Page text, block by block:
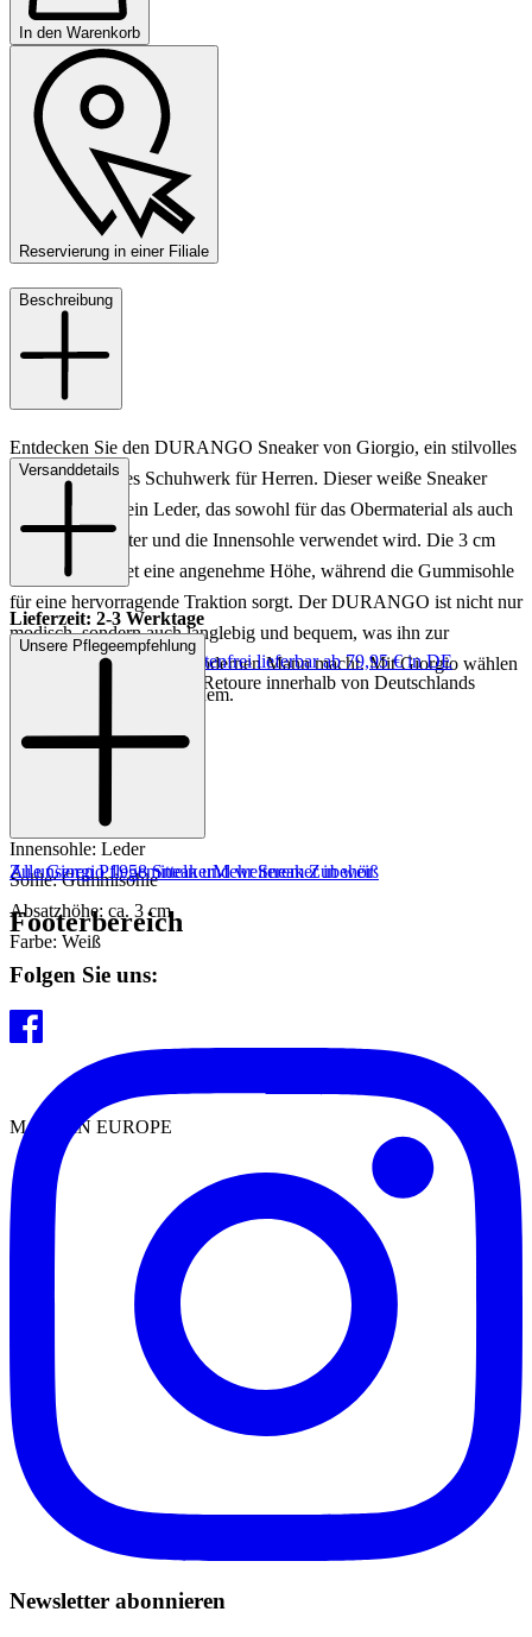
In den Warenkorb
Reservierung in einer Filiale
Beschreibung
Entdecken Sie den DURANGO Sneaker von Giorgio, ein stilvolles
und komfortables Schuhwerk für Herren. Dieser weiße Sneaker
besticht durch sein Leder, das sowohl für das Obermaterial als auch
für das Innenfutter und die Innensohle verwendet wird. Die 3 cm
hohe Sohle bietet eine angenehme Höhe, während die Gummisohle
für eine hervorragende Traktion sorgt. Der DURANGO ist nicht nur
modisch, sondern auch langlebig und bequem, was ihn zur
perfekten Wahl für den modernen Mann macht. Mit Giorgio wählen
Sie Qualität und Stil in einem.
Innenmaterial: Leder
Innensohle: Leder
Sohle: Gummisohle
Absatzhöhe: ca. 3 cm
Farbe: Weiß
MADE IN EUROPE
Versanddetails
Lieferzeit: 2-3 Werktage
Keine Versandkosten:
kostenfrei lieferbar ab 79,95 € in DE
Einfache und Kostenlose Retoure innerhalb von Deutschlands
Unsere Pflegeempfehlung
Zu unseren Pflegemitteln und weiterem Zubehör
Alle Giorgio 1958 SneakerMehr Sneaker in weiß
Footerbereich
Folgen Sie uns:
Newsletter abonnieren